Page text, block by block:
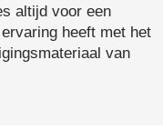
altijd voor een
heeft met het
van